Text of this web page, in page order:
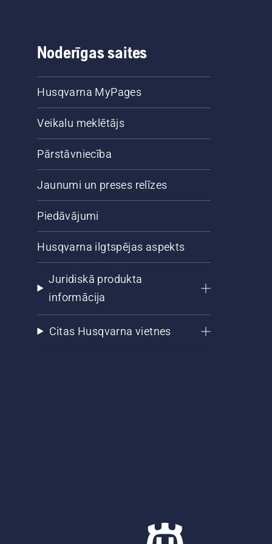
Noderīgas saites
Husqvarna MyPages
Veikalu meklētājs
Pārstāvniecība
Jaunumi un preses relīzes
Piedāvājumi
Husqvarna ilgtspējas aspekts
Juridiskā produkta
informācija
Citas Husqvarna vietnes